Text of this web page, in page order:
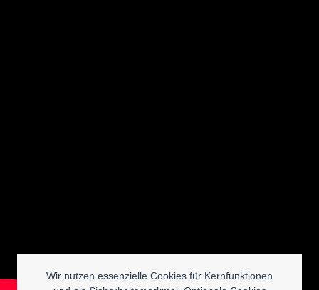
Wir nutzen essenzielle Cookies für Kernfunktionen